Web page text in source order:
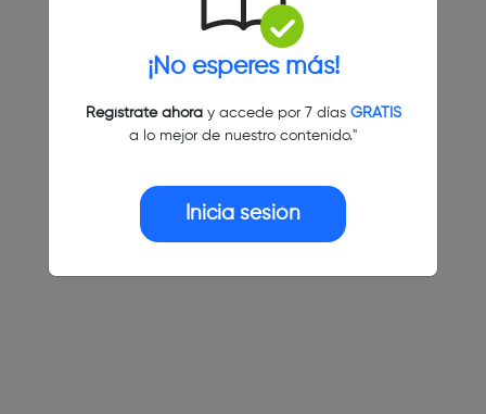
¡No esperes más!
Regístrate ahoray accede por 7 días GRATIS
a lo mejor de nuestro contenido."
Inicia sesión